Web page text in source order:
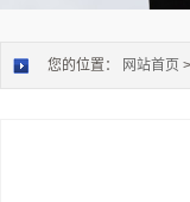
您的位置： 网站首页